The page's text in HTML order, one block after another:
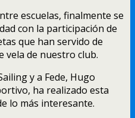
escuelas, finalmente se
con la participación de
que han servido de
vela de nuestro club.
y a Fede, Hugo
ha realizado esta
lo más interesante.